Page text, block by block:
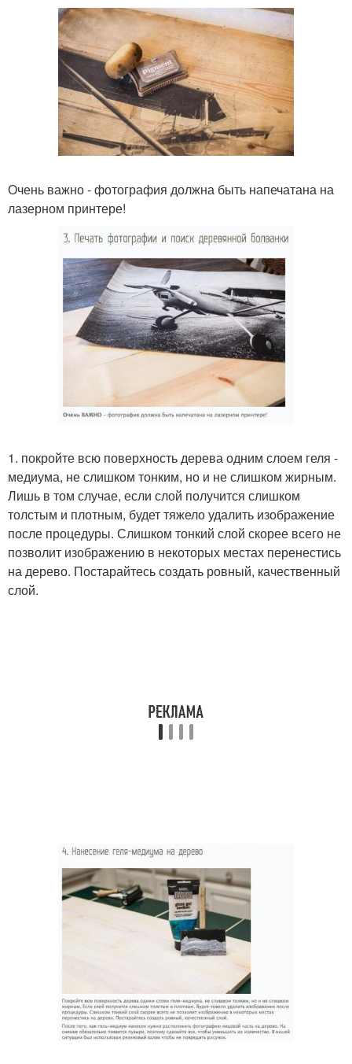
Очень важно - фотография должна быть напечатана на
лазерном принтере!
1. покройте всю поверхность дерева одним слоем геля -
медиума, не слишком тонким, но и не слишком жирным.
Лишь в том случае, если слой получится слишком
толстым и плотным, будет тяжело удалить изображение
после процедуры. Слишком тонкий слой скорее всего не
позволит изображению в некоторых местах перенестись
на дерево. Постарайтесь создать ровный, качественный
слой.